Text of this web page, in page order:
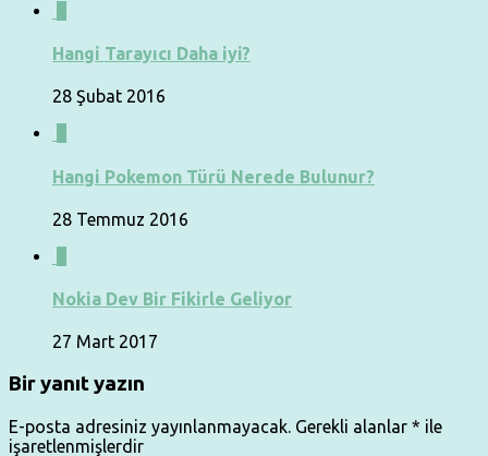
Hangi Tarayıcı Daha iyi?
28 Şubat 2016
Hangi Pokemon Türü Nerede Bulunur?
28 Temmuz 2016
Nokia Dev Bir Fikirle Geliyor
27 Mart 2017
Bir yanıt yazın
E-posta adresiniz yayınlanmayacak. Gerekli alanlar * ile
işaretlenmişlerdir